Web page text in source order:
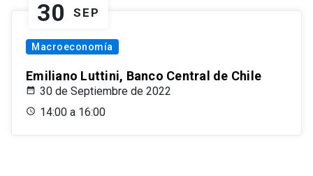
30 SEP
Macroeconomía
Emiliano Luttini, Banco Central de Chile
30 de Septiembre de 2022
14:00 a 16:00